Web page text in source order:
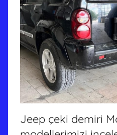
Jeep çeki demiri